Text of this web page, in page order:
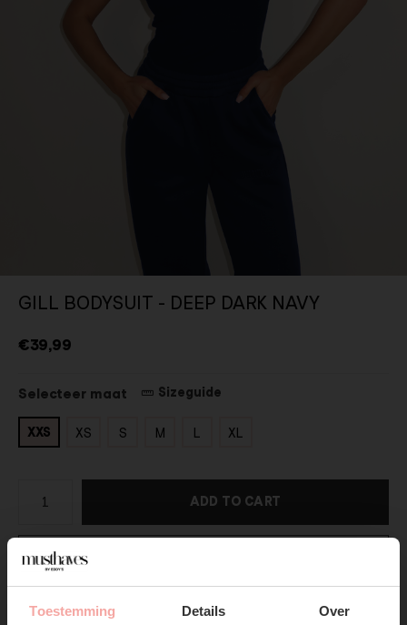
Toestemming Details Over
GILL BODYSUIT - DEEP DARK NAVY
€39,99
Selecteer maat Sizeguide
XXS XS S M L XL
ADD TO CART
Gratis verzending Vanaf €75,-